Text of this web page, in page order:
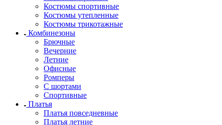
Костюмы спортивные
Костюмы утепленные
Костюмы трикотажные
Комбинезоны
Брючные
Вечерние
Летние
Офисные
Ромперы
С шортами
Спортивные
Платья
Платья повседневные
Платья летние